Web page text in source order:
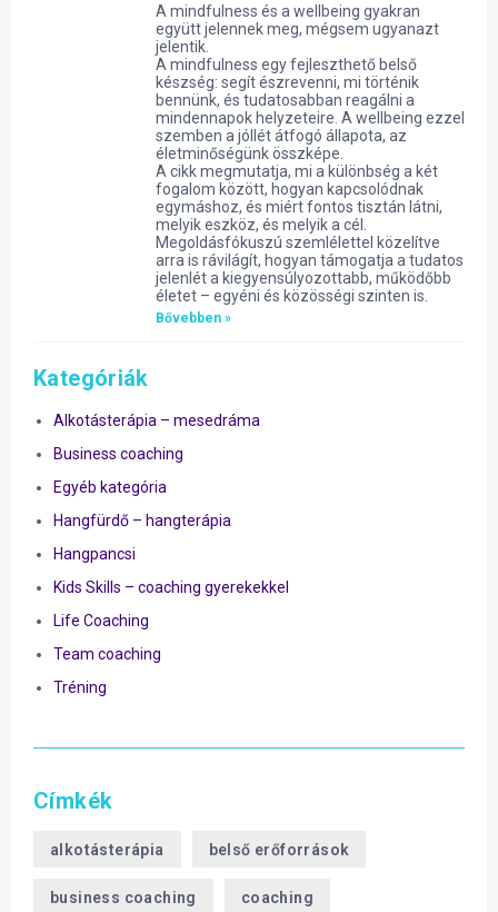
A mindfulness és a wellbeing gyakran
együtt jelennek meg, mégsem ugyanazt
jelentik.
A mindfulness egy fejleszthető belső
készség: segít észrevenni, mi történik
bennünk, és tudatosabban reagálni a
mindennapok helyzeteire. A wellbeing ezzel
szemben a jóllét átfogó állapota, az
életminőségünk összképe.
A cikk megmutatja, mi a különbség a két
fogalom között, hogyan kapcsolódnak
egymáshoz, és miért fontos tisztán látni,
melyik eszköz, és melyik a cél.
Megoldásfókuszú szemlélettel közelítve
arra is rávilágít, hogyan támogatja a tudatos
jelenlét a kiegyensúlyozottabb, működőbb
életet – egyéni és közösségi szinten is.
Bővebben »
Kategóriák
Alkotásterápia – mesedráma
Business coaching
Egyéb kategória
Hangfürdő – hangterápia
Hangpancsi
Kids Skills – coaching gyerekekkel
Life Coaching
Team coaching
Tréning
Címkék
alkotásterápia belső erőforrások
business coaching coaching